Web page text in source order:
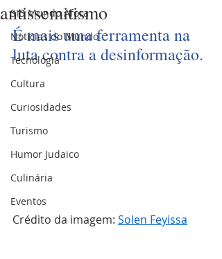
SIB Mundo Afora
Notícias do Mundo
Tecnologia
Cultura
Curiosidades
Turismo
Humor Judaico
Culinária
Eventos
antissemitismo
É mais uma ferramenta na
luta contra a desinformação.
Crédito da imagem: Solen Feyissa